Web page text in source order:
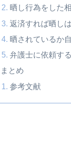
晒し行為をした
返済すれば晒し
晒されているか
弁護士に依頼す
まとめ
参考文献